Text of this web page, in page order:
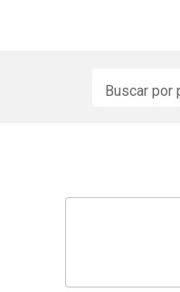
Buscar por